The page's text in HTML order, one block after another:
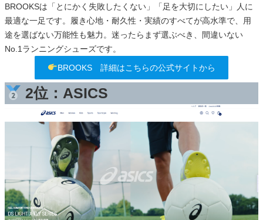
BROOKSは「とにかく失敗したくない」「足を大切にしたい」人に
最適な一足です。履き心地・耐久性・実績のすべてが高水準で、用
途を選ばない万能性も魅力。迷ったらまず選ぶべき、間違いない
No.1ランニングシューズです。
BROOKS 詳細はこちらの公式サイトから
2位：ASICS